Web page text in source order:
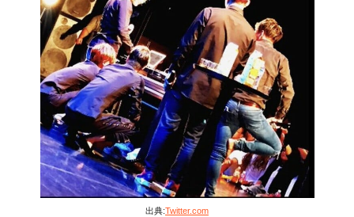
出典:Twitter.com